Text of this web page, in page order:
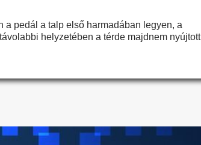
a pedál a talp első harmadában legyen, a
helyzetében a térde majdnem nyújtott